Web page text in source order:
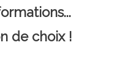
de choix !